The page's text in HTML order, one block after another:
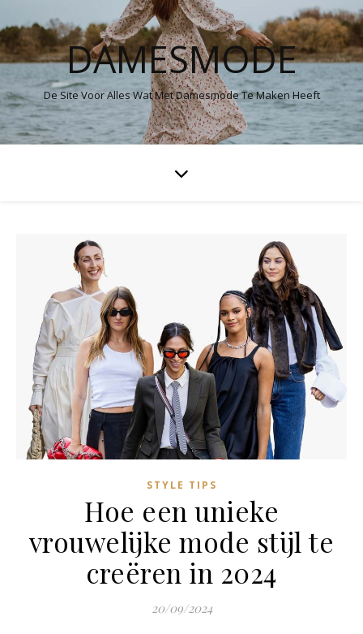
DAMESMODE
De Site Voor Alles Wat Met Damesmode Te Maken Heeft
STYLE TIPS
Hoe een unieke
vrouwelijke mode stijl te
creëren in 2024
20/09/2024